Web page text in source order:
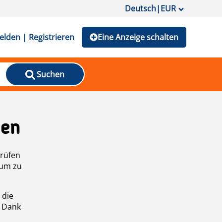
Deutsch|EUR
| Registrieren Eine Anzeige schalten
Suchen
zu
die